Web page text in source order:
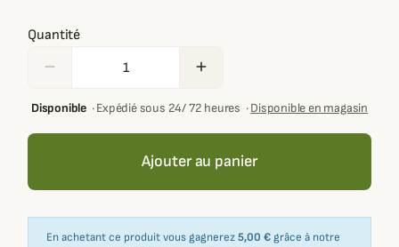
Quantité
remove add
Disponible·Expédié sous 24/ 72 heures ·Disponible en magasin
Ajouter au panier
En achetant ce produit vous gagnerez5,00 € grâce à notre